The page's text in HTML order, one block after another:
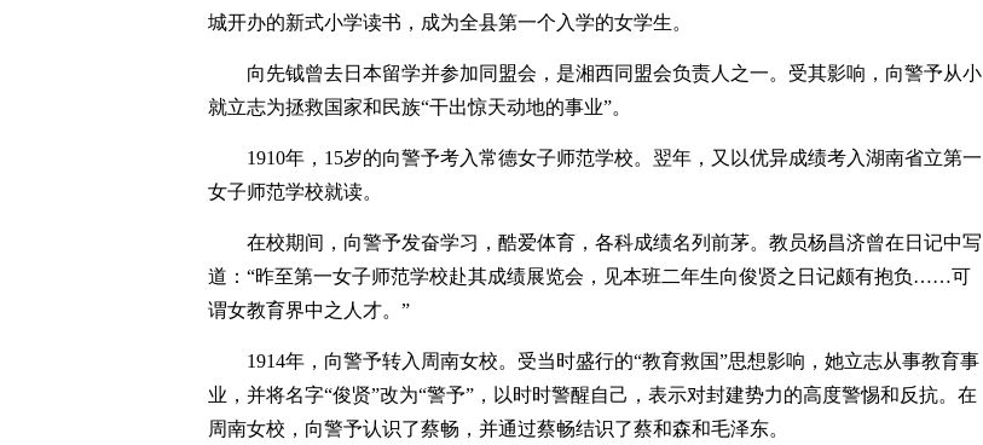
城开办的新式小学读书，成为全县第一个入学的女学生。
向先钺曾去日本留学并参加同盟会，是湘西同盟会负责人之一。受其影响，向警予从小
就立志为拯救国家和民族“干出惊天动地的事业”。
1910年，15岁的向警予考入常德女子师范学校。翌年，又以优异成绩考入湖南省立第一
女子师范学校就读。
在校期间，向警予发奋学习，酷爱体育，各科成绩名列前茅。教员杨昌济曾在日记中写
道：“昨至第一女子师范学校赴其成绩展览会，见本班二年生向俊贤之日记颇有抱负……可
谓女教育界中之人才。”
1914年，向警予转入周南女校。受当时盛行的“教育救国”思想影响，她立志从事教育事
业，并将名字“俊贤”改为“警予”，以时时警醒自己，表示对封建势力的高度警惕和反抗。在
周南女校，向警予认识了蔡畅，并通过蔡畅结识了蔡和森和毛泽东。